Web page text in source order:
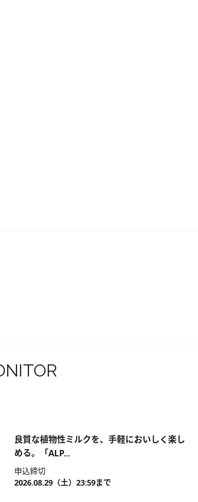
良質な植物性ミルクを、手軽においしく楽し
める。「ALP...
申込締切
2026.08.29（土）23:59まで